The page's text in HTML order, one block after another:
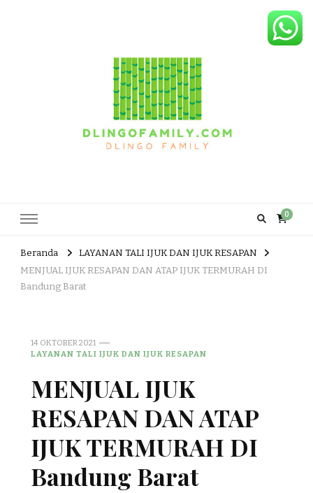
0
Beranda
LAYANAN TALI IJUK DAN IJUK RESAPAN
MENJUAL IJUK RESAPAN DAN ATAP IJUK TERMURAH DI
Bandung Barat
14 OKTOBER 2021
LAYANAN TALI IJUK DAN IJUK RESAPAN
MENJUAL IJUK
RESAPAN DAN ATAP
IJUK TERMURAH DI
Bandung Barat